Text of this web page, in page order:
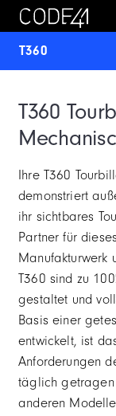
T360
ANOMALY-02
ANOMALY-T4
DAY41
MECASCAPE
MOON INCEPTION
NB24
X41
WATCH WINDER
T360
Ihre T360
demonstriert
ihr sichtbares
Partner für
Manufakturwerk
T360 sind zu
gestaltet und
Basis einer
entwickelt, ist
Anforderungen
täglich
anderen